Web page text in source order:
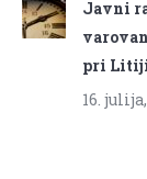
Javni
pri Litiji
16.